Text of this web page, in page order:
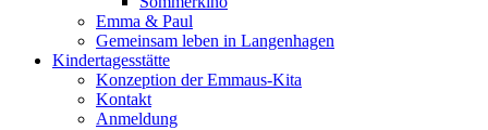
Emma & Paul
Gemeinsam leben in Langenhagen
Kindertagesstätte
Konzeption der Emmaus-Kita
Kontakt
Anmeldung